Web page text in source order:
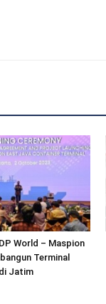
World – Maspion
Terminal
Jatim